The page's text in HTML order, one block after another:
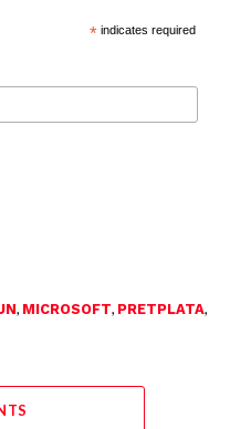
*indicates required
, MICROSOFT, PRETPLATA,